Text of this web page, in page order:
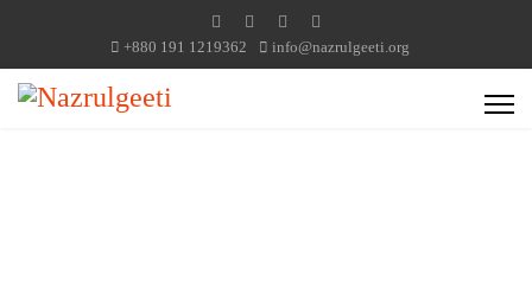
+880 191 1219362 info@nazrulgeeti.org